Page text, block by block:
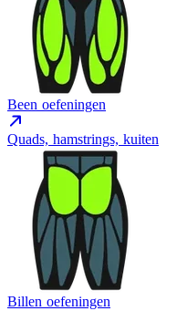
Been oefeningen
Quads, hamstrings, kuiten
Billen oefeningen